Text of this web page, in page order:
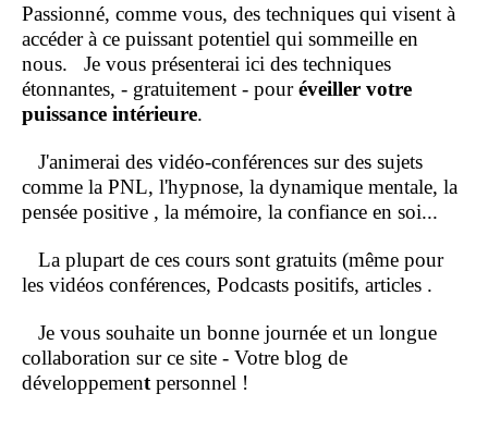
Passionné, comme vous, des techniques qui visent à
accéder à ce puissant potentiel qui sommeille en
nous. Je vous présenterai ici des techniques
étonnantes, - gratuitement - pouréveiller votre
puissance intérieure.
J'animerai des vidéo-conférences sur des sujets
comme la PNL, l'hypnose, la dynamique mentale, la
pensée positive , la mémoire, la confiance en soi...
La plupart de ces cours sont gratuits (même pour
les vidéos conférences, Podcasts positifs, articles .
Je vous souhaite un bonne journée et un longue
collaboration sur ce site - Votre blog de
développement personnel !